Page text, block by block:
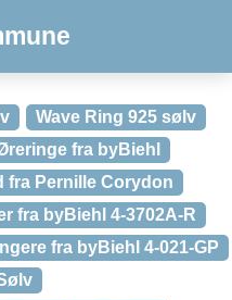
Wave Ring 925 sølv
fra byBiehl
fra Pernille Corydon
fra byBiehl 4-3702A-R
fra byBiehl 4-021-GP